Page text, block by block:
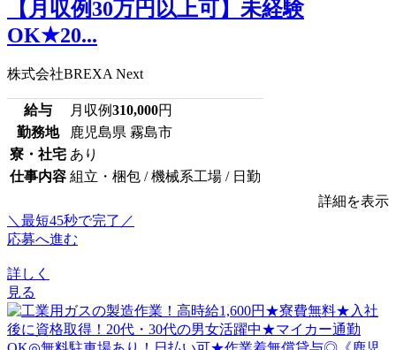
【月収例30万円以上可】未経験
OK★20...
株式会社BREXA Next
給与 月収例310,000円
勤務地
鹿児島県 霧島市
寮・社宅 あり
仕事内容 組立・梱包 / 機械系工場 / 日勤
詳細を表示
＼最短45秒で完了／
応募へ進む
詳しく
見る